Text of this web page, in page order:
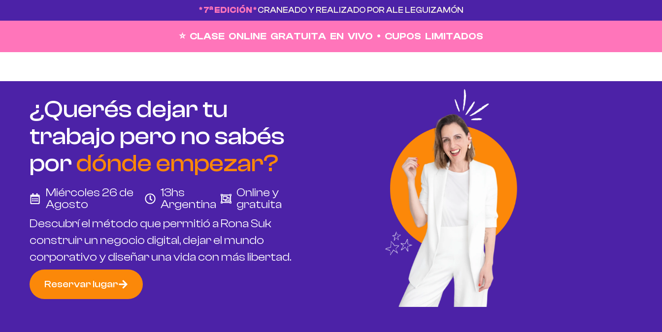
al
* 7aEDICIÓN *CRANEADO Y REALIZADO POR ALE LEGUIZAMÓN
⭐ CLASE ONLINE GRATUITA EN VIVO • CUPOS LIMITADOS
¿Querés dejar tu
trabajo pero no sabés
pordónde empezar?
Miércoles 26 de
Agosto
13hs
Argentina
Online y
gratuita
Descubrí el método que permitió a Rona Suk
construir un negocio digital, dejar el mundo
corporativo y diseñar una vida con más libertad.
Reservar lugar